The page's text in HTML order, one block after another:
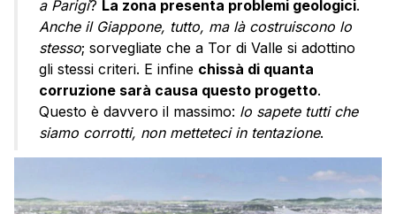
a Parigi? La zona presenta problemi geologici.
Anche il Giappone, tutto, ma là costruiscono lo
stesso; sorvegliate che a Tor di Valle si adottino
gli stessi criteri. E infine chissà di quanta
corruzione sarà causa questo progetto.
Questo è davvero il massimo: lo sapete tutti che
siamo corrotti, non metteteci in tentazione.